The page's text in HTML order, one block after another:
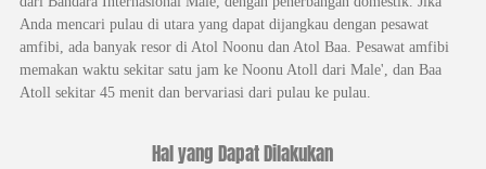
Anda mencari pulau di utara yang dapat dijangkau dengan pesawat
amfibi, ada banyak resor di Atol Noonu dan Atol Baa. Pesawat amfibi
memakan waktu sekitar satu jam ke Noonu Atoll dari Male', dan Baa
Atoll sekitar 45 menit dan bervariasi dari pulau ke pulau.
Hal yang Dapat Dilakukan